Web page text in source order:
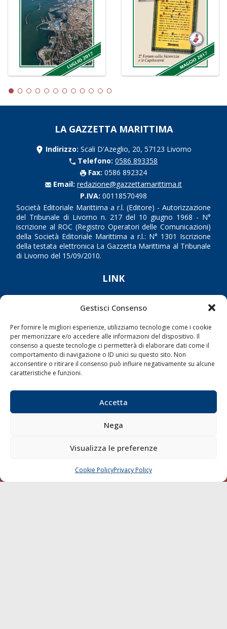
Gestisci Consenso
Per fornire le migliori esperienze, utilizziamo tecnologie come i cookie
per memorizzare e/o accedere alle informazioni del dispositivo. Il
consenso a queste tecnologie ci permetterà di elaborare dati come il
comportamento di navigazione o ID unici su questo sito. Non
acconsentire o ritirare il consenso può influire negativamente su alcune
caratteristiche e funzioni.
Accetta
Nega
Visualizza le preferenze
Cookie PolicyPrivacy Policy
LA GAZZETTA MARITTIMA
Indirizzo: Scali D'Azeglio, 20, 57123 Livorno
Telefono: 0586 893358
Fax: 0586 892324
Email: redazione@gazzettamarittima.it
P.IVA: 00118570498
Società Editoriale Marittima a r.l. (Editore) - Autorizzazione
del Tribunale di Livorno n. 217 del 10 giugno 1968 - N°
iscrizione al ROC (Registro Operatori delle Comunicazioni)
della Società Editoriale Marittima a r.l.: N° 1301 Iscrizione
della testata elettronica La Gazzetta Marittima al Tribunale
di Livorno del 15/09/2010.
LINK
Shipping
Trasporti
Varie
Sostenibilità
Chi siamo
SEGUI
CHIAMA SCRIVI